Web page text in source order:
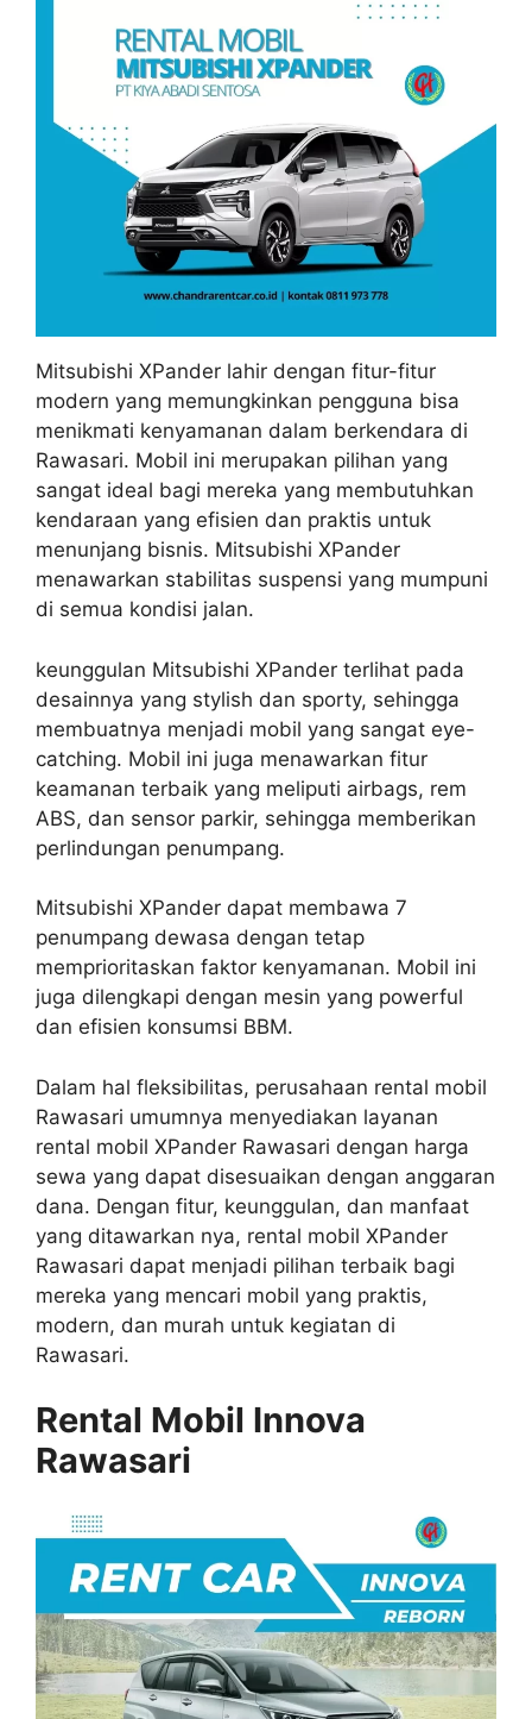
Mitsubishi XPander lahir dengan fitur-fitur
modern yang memungkinkan pengguna bisa
menikmati kenyamanan dalam berkendara di
Rawasari. Mobil ini merupakan pilihan yang
sangat ideal bagi mereka yang membutuhkan
kendaraan yang efisien dan praktis untuk
menunjang bisnis. Mitsubishi XPander
menawarkan stabilitas suspensi yang mumpuni
di semua kondisi jalan.
keunggulan Mitsubishi XPander terlihat pada
desainnya yang stylish dan sporty, sehingga
membuatnya menjadi mobil yang sangat eye-
catching. Mobil ini juga menawarkan fitur
keamanan terbaik yang meliputi airbags, rem
ABS, dan sensor parkir, sehingga memberikan
perlindungan penumpang.
Mitsubishi XPander dapat membawa 7
penumpang dewasa dengan tetap
memprioritaskan faktor kenyamanan. Mobil ini
juga dilengkapi dengan mesin yang powerful
dan efisien konsumsi BBM.
Dalam hal fleksibilitas, perusahaan rental mobil
Rawasari umumnya menyediakan layanan
rental mobil XPander Rawasari dengan harga
sewa yang dapat disesuaikan dengan anggaran
dana. Dengan fitur, keunggulan, dan manfaat
yang ditawarkan nya, rental mobil XPander
Rawasari dapat menjadi pilihan terbaik bagi
mereka yang mencari mobil yang praktis,
modern, dan murah untuk kegiatan di
Rawasari.
Rental Mobil Innova
Rawasari